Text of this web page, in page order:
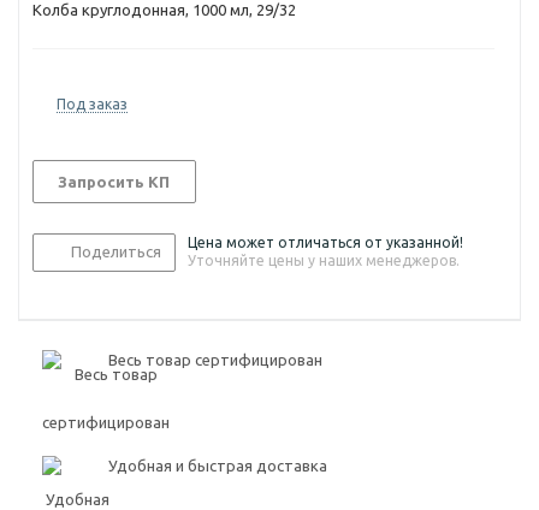
Колба круглодонная, 1000 мл, 29/32
Под заказ
Запросить КП
Поделиться
Цена может отличаться от указанной!
Уточняйте цены у наших менеджеров.
Весь товар сертифицирован
Удобная и быстрая доставка